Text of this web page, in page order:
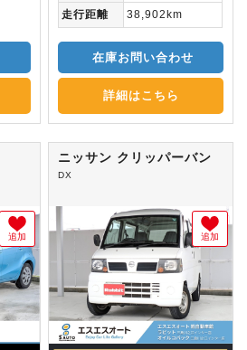
走行距離
38,902km
在庫お問い合わせ
詳細はこちら
追加
ニッサン クリッパーバン
DX
追加